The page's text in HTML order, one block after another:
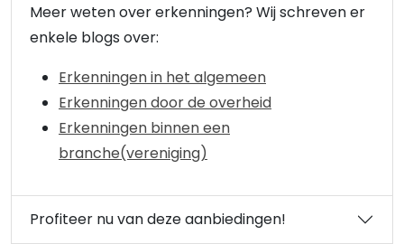
Meer weten over erkenningen? Wij schreven er
enkele blogs over:
Erkenningen in het algemeen
Erkenningen door de overheid
Erkenningen binnen een
branche(vereniging)
Profiteer nu van deze aanbiedingen!